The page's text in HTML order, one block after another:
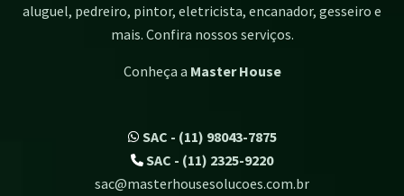
aluguel, pedreiro, pintor, eletricista, encanador, gesseiro e
mais. Confira nossos serviços.
Conheça a Master House
SAC - (11) 98043-7875
SAC - (11) 2325-9220
sac@masterhousesolucoes.com.br